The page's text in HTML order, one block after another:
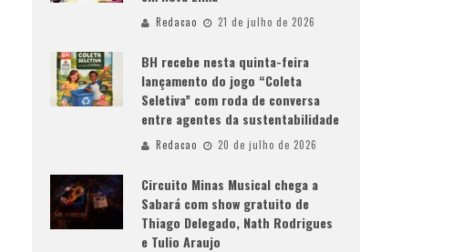
Redacao 21 de julho de 2026
BH recebe nesta quinta-feira
lançamento do jogo “Coleta
Seletiva” com roda de conversa
entre agentes da sustentabilidade
Redacao 20 de julho de 2026
Circuito Minas Musical chega a
Sabará com show gratuito de
Thiago Delegado, Nath Rodrigues
e Tulio Araujo